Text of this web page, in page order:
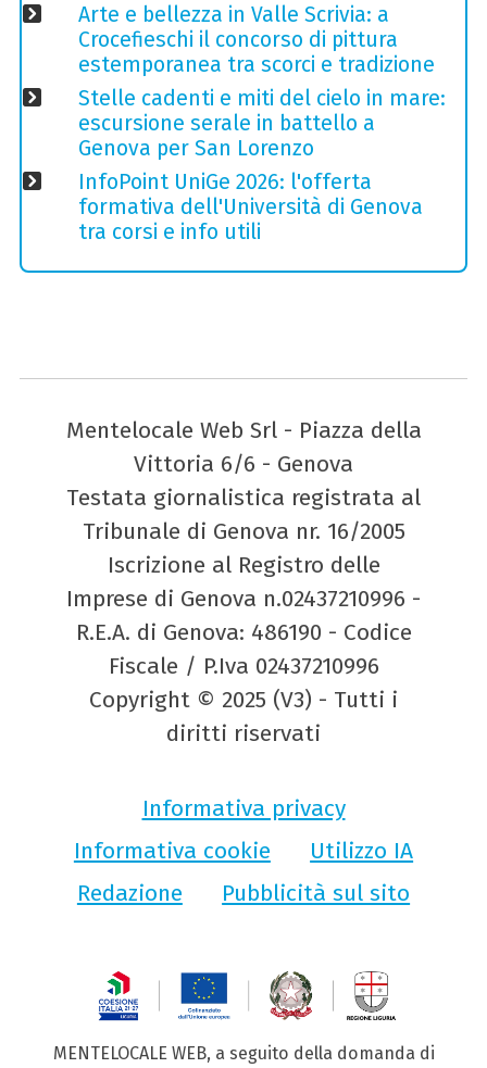
Arte e bellezza in Valle Scrivia: a
Crocefieschi il concorso di pittura
estemporanea tra scorci e tradizione
Stelle cadenti e miti del cielo in mare:
escursione serale in battello a
Genova per San Lorenzo
InfoPoint UniGe 2026: l'offerta
formativa dell'Università di Genova
tra corsi e info utili
Mentelocale Web Srl - Piazza della
Vittoria 6/6 - Genova
Testata giornalistica registrata al
Tribunale di Genova nr. 16/2005
Iscrizione al Registro delle
Imprese di Genova n.02437210996 -
R.E.A. di Genova: 486190 - Codice
Fiscale / P.Iva 02437210996
Copyright © 2025 (V3) - Tutti i
diritti riservati
Informativa privacy
Informativa cookie
Utilizzo IA
Redazione
Pubblicità sul sito
MENTELOCALE WEB, a seguito della domanda di